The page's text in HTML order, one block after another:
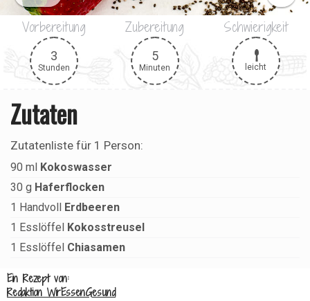
Vorbereitung
3
Stunden
Zubereitung
5
Minuten
Schwierigkeit
leicht
Zutaten
Zutatenliste für 1 Person:
90 ml
Kokoswasser
30 g Haferflocken
1 Handvoll
Erdbeeren
1 Esslöffel
Kokosstreusel
1 Esslöffel Chiasamen
Ein Rezept von:
Redaktion WirEssenGesund